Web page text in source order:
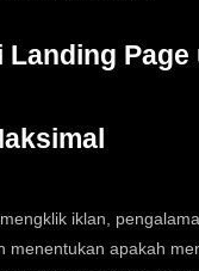
Landing
iklan,
menentukan apakah